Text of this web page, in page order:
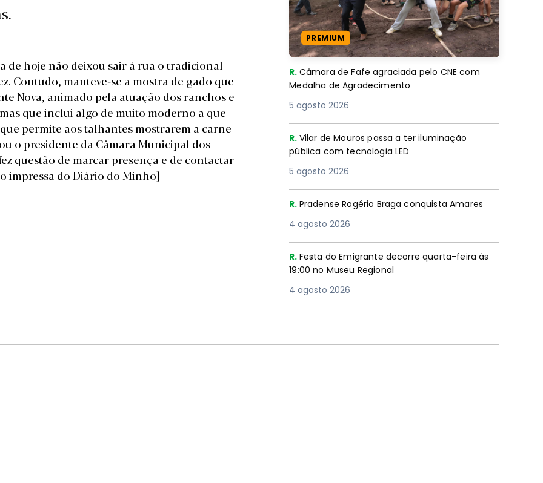
de hoje não deixou sair à rua o tradicional
Contudo, manteve-se a mostra de gado que
Nova, animado pela atuação dos ranchos e
que inclui algo de muito moderno a que
permite aos talhantes mostrarem a carne
o presidente da Câmara Municipal dos
questão de marcar presença e de contactar
impressa do Diário do Minho]
PREMIUM
R. Câmara de Fafe agraciada pelo CNE com
Medalha de Agradecimento
5 agosto 2026
R. Vilar de Mouros passa a ter iluminação
pública com tecnologia LED
5 agosto 2026
R. Pradense Rogério Braga conquista Amares
4 agosto 2026
R. Festa do Emigrante decorre quarta-feira às
19:00 no Museu Regional
4 agosto 2026